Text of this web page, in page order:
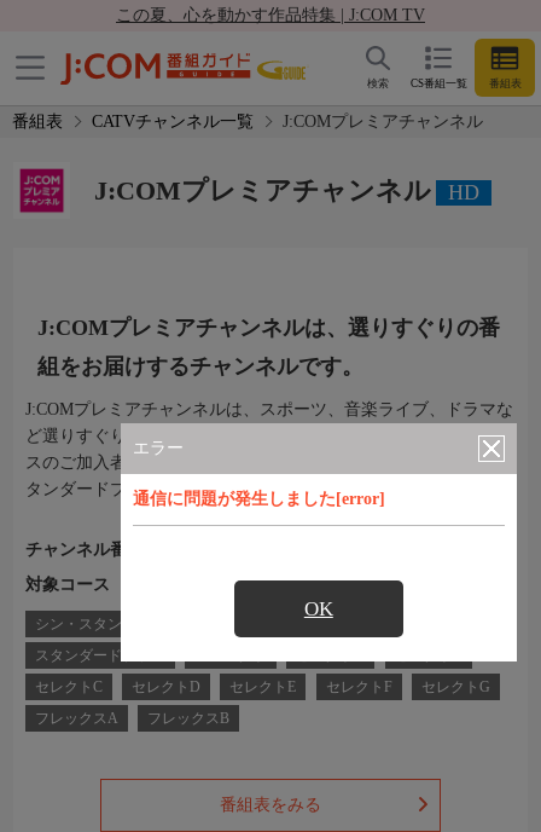
この夏、心を動かす作品特集 | J:COM TV
CS番組一覧 番組表
検索
番組表 CATVチャンネル一覧 J:COMプレミアチャンネル
エラー
通信に問題が発生しました[error]
OK
J:COMプレミアチャンネル HD
J:COMプレミアチャンネルは、選りすぐりの番
組をお届けするチャンネルです。
J:COMプレミアチャンネルは、スポーツ、音楽ライブ、ドラマな
ど選りすぐりの番組をお届けするチャンネルです。以下サービ
スのご加入者さまが無料でご視聴いただけます。「J:COM TV ス
タンダードプラス / スタンダード/フレックスA/コンパクト」
チャンネル番号
対象コース
J:COM TVコース一覧
シン・スタンダード シン・スタンダードプラス
スタンダードプラス
セレクトC
セレクトD セレクトE セレクトF
セレクトG
フレックスA
フレックスB
番組表をみる